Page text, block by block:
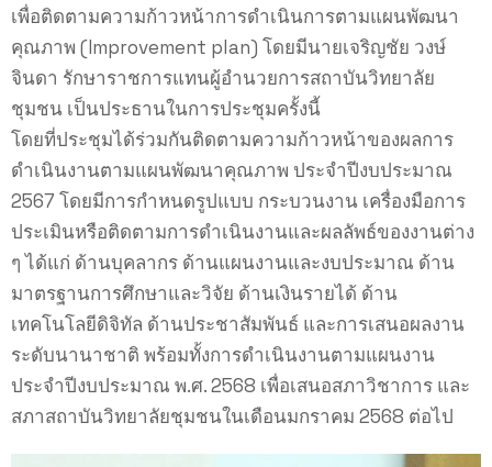
เพื่อติดตามความก้าวหน้าการดำเนินการตามแผนพัฒนา
คุณภาพ (Improvement plan) โดยมีนายเจริญชัย วงษ์
จินดา รักษาราชการแทนผู้อำนวยการสถาบันวิทยาลัย
ชุมชน เป็นประธานในการประชุมครั้งนี้
โดยที่ประชุมได้ร่วมกันติดตามความก้าวหน้าของผลการ
ดำเนินงานตามแผนพัฒนาคุณภาพ ประจำปีงบประมาณ
2567 โดยมีการกำหนดรูปแบบ กระบวนงาน เครื่องมือการ
ประเมินหรือติดตามการดำเนินงานและผลลัพธ์ของงานต่าง
ๆ ได้แก่ ด้านบุคลากร ด้านแผนงานและงบประมาณ ด้าน
มาตรฐานการศึกษาและวิจัย ด้านเงินรายได้ ด้าน
เทคโนโลยีดิจิทัล ด้านประชาสัมพันธ์ และการเสนอผลงาน
ระดับนานาชาติ พร้อมทั้งการดำเนินงานตามแผนงาน
ประจำปีงบประมาณ พ.ศ. 2568 เพื่อเสนอสภาวิชาการ และ
สภาสถาบันวิทยาลัยชุมชนในเดือนมกราคม 2568 ต่อไป